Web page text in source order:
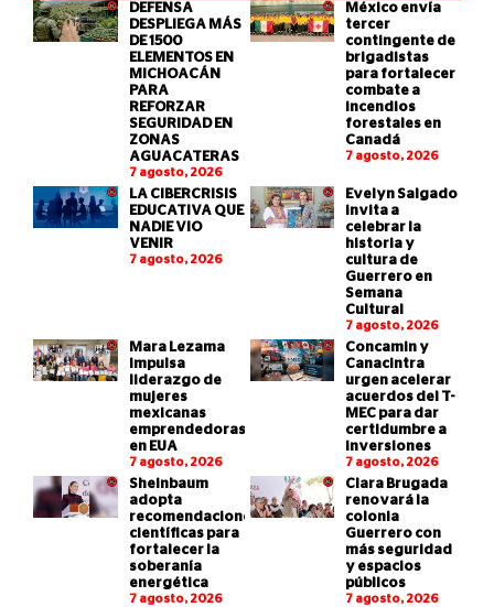
DEFENSA
DESPLIEGA MÁS
DE 1500
ELEMENTOS EN
MICHOACÁN
PARA
REFORZAR
SEGURIDAD EN
ZONAS
AGUACATERAS
7 agosto, 2026
México envía
tercer
contingente de
brigadistas
para fortalecer
combate a
incendios
forestales en
Canadá
7 agosto, 2026
LA CIBERCRISIS
EDUCATIVA QUE
NADIE VIO
VENIR
7 agosto, 2026
Evelyn Salgado
invita a
celebrar la
historia y
cultura de
Guerrero en
Semana
Cultural
7 agosto, 2026
Mara Lezama
impulsa
liderazgo de
mujeres
mexicanas
emprendedoras
en EUA
7 agosto, 2026
Concamin y
Canacintra
urgen acelerar
acuerdos del T-
MEC para dar
certidumbre a
inversiones
7 agosto, 2026
Sheinbaum
adopta
recomendaciones
científicas para
fortalecer la
soberanía
energética
7 agosto, 2026
Clara Brugada
renovará la
colonia
Guerrero con
más seguridad
y espacios
públicos
7 agosto, 2026